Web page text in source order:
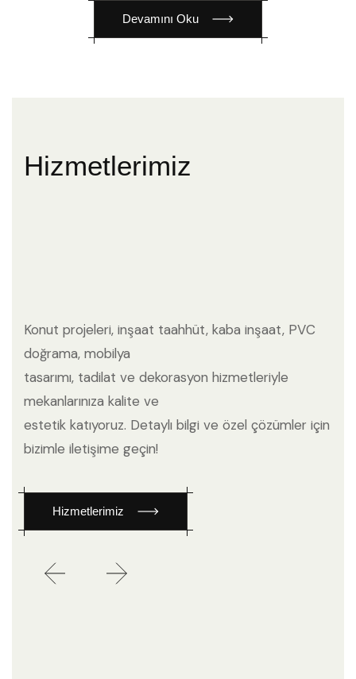
Devamını Oku
Hizmetlerimiz
Konut projeleri, inşaat taahhüt, kaba inşaat, PVC
doğrama, mobilya
tasarımı, tadilat ve dekorasyon hizmetleriyle
mekanlarınıza kalite ve
estetik katıyoruz. Detaylı bilgi ve özel çözümler için
bizimle iletişime geçin!
Hizmetlerimiz